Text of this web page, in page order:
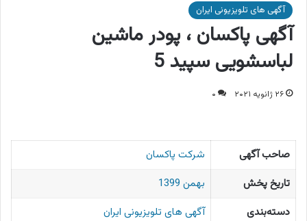
آگهی های تلویزیونی ایران
آگهی پاکسان ، پودر ماشین
لباسشویی سپید 5
۲۶ ژانویه ۲۰۲۱ ۰
صاحب آگهی
شرکت پاکسان
تاریخ پخش
بهمن 1399
دسته‌بندی
آگهی های تلویزیونی ایران